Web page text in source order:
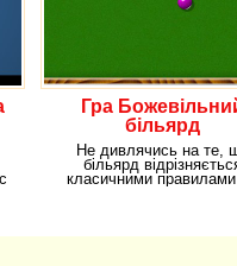
Гра
більярд
Не дивлячись на те,
більярд
класичними правилами